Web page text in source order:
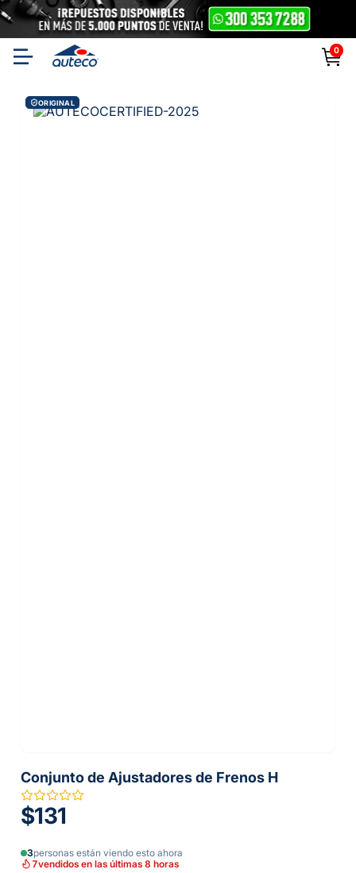
0
ORIGINAL
Conjunto de Ajustadores de Frenos H
$131
3personas están viendo esto ahora
7vendidos en las últimas 8 horas